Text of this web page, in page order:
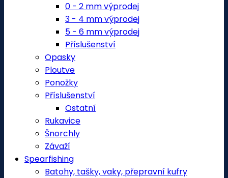
0 - 2 mm výprodej
3 - 4 mm výprodej
5 - 6 mm výprodej
Příslušenství
Opasky
Ploutve
Ponožky
Příslušenství
Ostatní
Rukavice
Šnorchly
Závaží
Spearfishing
Batohy, tašky, vaky, přepravní kufry